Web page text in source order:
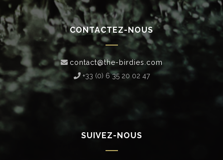
CONTACTEZ-NOUS
contact@the-birdies.com
+33 (0) 6 35 20 02 47‬
SUIVEZ-NOUS